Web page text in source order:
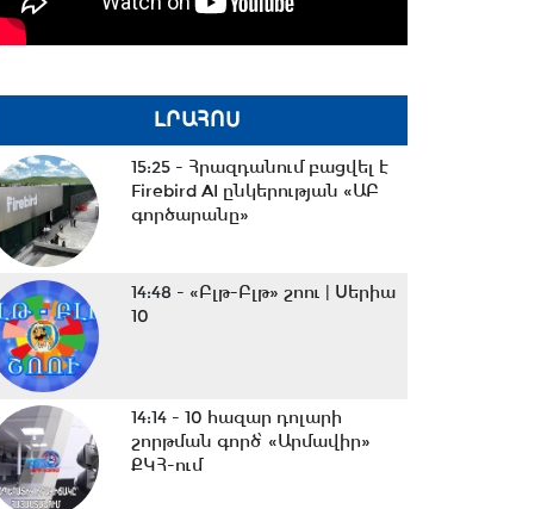
ԼՐԱՀՈՍ
15:25 - Հրազդանում բացվել է
Firebird AI ընկերության «ԱԲ
գործարանը»
14:48 - «Բլթ-Բլթ» շոու | Սերիա
10
14:14 - 10 հազար դոլարի
շորթման գործ՝ «Արմավիր»
ՔԿՀ-ում